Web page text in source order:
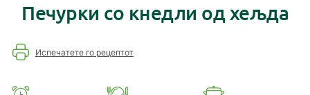
Печурки со кнедли од хељда
Испечатете го рецептот